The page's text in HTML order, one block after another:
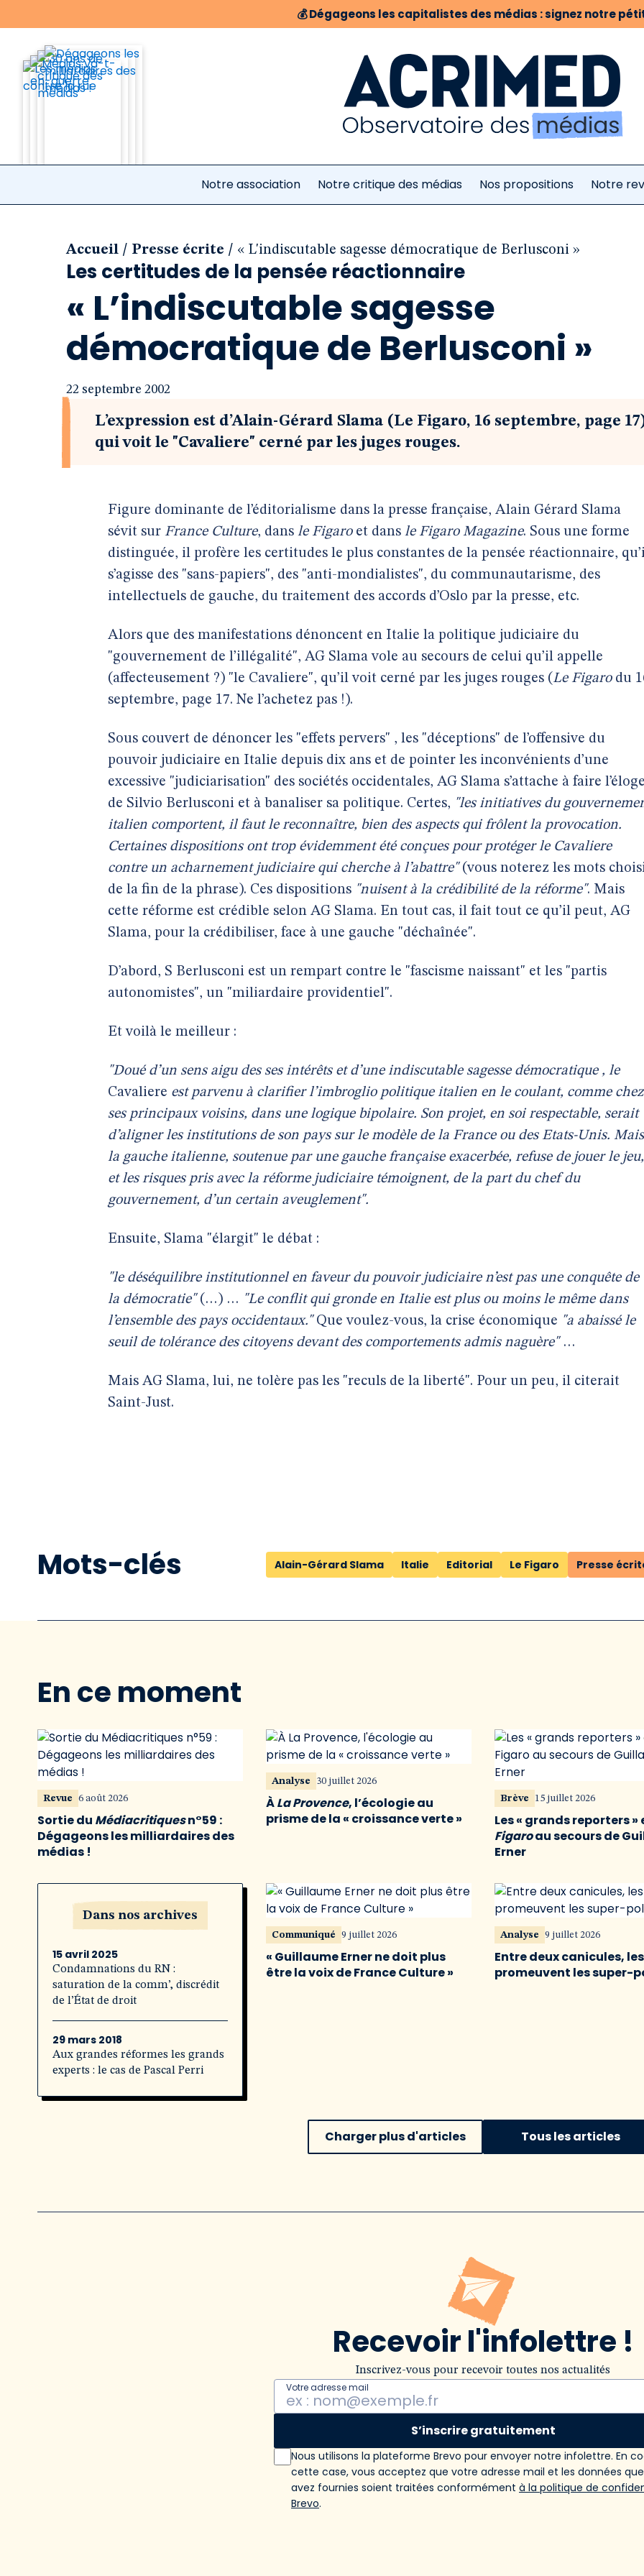
💰Dégageons les capitalistes des médias : signez notre
Notre association Notre critique des médias Nos propositions Notre
Accueil / Presse écrite / « L'indiscutable sagesse démocratique de Berlusconi »
Les certitudes de la pensée réactionnaire
« L’indiscutable sagesse
démocratique de Berlusconi »
22 septembre 2002
L’expression est d’Alain-Gérard Slama (Le Figaro, 16 septembre, page
qui voit le "Cavaliere" cerné par les juges rouges.
Figure dominante de l’éditorialisme dans la presse française, Alain Gérard Slama
sévit sur France Culture, dans le Figaroet dans le Figaro Magazine. Sous une forme
distinguée, il profère les certitudes le plus constantes de la pensée réactionnaire,
s’agisse des "sans-papiers", des "anti-mondialistes", du communautarisme, des
intellectuels de gauche, du traitement des accords d’Oslo par la presse, etc.
Alors que des manifestations dénoncent en Italie la politique judiciaire du
"gouvernement de l’illégalité", AG Slama vole au secours de celui qu’il appelle
(affecteusement ?) "le Cavaliere", qu’il voit cerné par les juges rouges (Le Figarodu
septembre, page 17. Ne l’achetez pas !).
Sous couvert de dénoncer les "effets pervers" , les "déceptions" de l’offensive du
pouvoir judiciaire en Italie depuis dix ans et de pointer les inconvénients d’une
excessive "judiciarisation" des sociétés occidentales, AG Slama s’attache à faire
de Silvio Berlusconi et à banaliser sa politique. Certes, "les initiatives du
italien comportent, il faut le reconnaître, bien des aspects qui frôlent la provocation.
Certaines dispositions ont trop évidemment été conçues pour protéger le Cavaliere
contre un acharnement judiciaire qui cherche à l’abattre"(vous noterez les mots
de la fin de la phrase). Ces dispositions "nuisent à la crédibilité de la réforme". Mais
cette réforme est crédible selon AG Slama. En tout cas, il fait tout ce qu’il peut, AG
Slama, pour la crédibiliser, face à une gauche "déchaînée".
D’abord, S Berlusconi est un rempart contre le "fascisme naissant" et les "partis
autonomistes", un "miliardaire providentiel".
Et voilà le meilleur :
"Doué d’un sens aigu des ses intérêts et d’une indiscutable sagesse démocratique , le
Cavaliere est parvenu à clarifier l’imbroglio politique italien en le coulant, comme chez
ses principaux voisins, dans une logique bipolaire. Son projet, en soi respectable, serait
d’aligner les institutions de son pays sur le modèle de la France ou des Etats-Unis. Mais
la gauche italienne, soutenue par une gauche française exacerbée, refuse de jouer le jeu,
et les risques pris avec la réforme judiciaire témoignent, de la part du chef du
gouvernement, d’un certain aveuglement".
Ensuite, Slama "élargit" le débat :
"le déséquilibre institutionnel en faveur du pouvoir judiciaire n’est pas une conquête de
la démocratie"(…) … "Le conflit qui gronde en Italie est plus ou moins le même dans
l’ensemble des pays occidentaux."Que voulez-vous, la crise économique "a abaissé le
seuil de tolérance des citoyens devant des comportements admis naguère"…
Mais AG Slama, lui, ne tolère pas les "reculs de la liberté". Pour un peu, il citerait
Saint-Just.
Mots-clés Alain-Gérard Slama Italie Editorial Le Figaro Presse
En ce moment
Revue 6 août 2026
Sortie du Médiacritiquesn°59 :
Dégageons les milliardaires des
médias !
Analyse 30 juillet 2026
ÀLa Provence, l’écologie au
prisme de la « croissance verte »
Brève 15 juillet 2026
Les « grands reporters »
Figaroau secours de
Erner
Dans nos archives
15 avril 2025
Condamnations du RN :
saturation de la comm’, discrédit
de l’État de droit
29 mars 2018
Aux grandes réformes les grands
experts : le cas de Pascal Perri
Communiqué 9 juillet 2026
« Guillaume Erner ne doit plus
être la voix de France Culture »
Analyse 9 juillet 2026
Entre deux canicules,
promeuvent les super-
Charger plus d'articles Tous les articles
Recevoir l'infolettre !
Inscrivez-vous pour recevoir toutes nos actualités
Votre adresse mail
S’inscrire gratuitement
Nous utilisons la plateforme Brevo pour envoyer notre infolettre. En
cette case, vous acceptez que votre adresse mail et les données
avez fournies soient traitées conformément à la politique de
Brevo.